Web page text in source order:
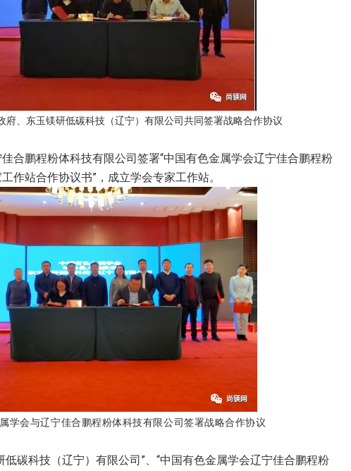
府、东玉镁研低碳科技（辽宁）有限公司共同签署战略合作协议
合鹏程粉体科技有限公司签署“中国有色金属学会辽宁佳合鹏程粉
作站合作协议书”，成立学会专家工作站。
学会与辽宁佳合鹏程粉体科技有限公司签署战略合作协议
低碳科技（辽宁）有限公司”、“中国有色金属学会辽宁佳合鹏程粉